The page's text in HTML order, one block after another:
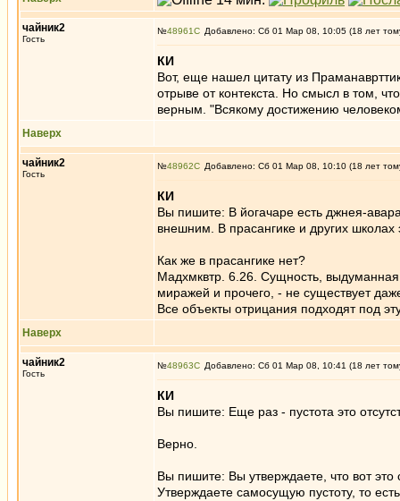
чайник2
Гость
№48961 Добавлено: Сб 01 Мар 08, 10:05 (18 лет
КИ
Вот, еще нашел цитату из
отрыве от контекста. Но смысл в том,
верным. "Всякому достижению
Наверх
чайник2
Гость
№48962 Добавлено: Сб 01 Мар 08, 10:10 (18 лет
КИ
Вы пишите: В йогачаре есть джнея-
внешним. В прасангике и других
Как же в прасангике нет?
Мадхмквтр. 6.26. Сущность,
миражей и прочего, - не существует
Все объекты отрицания подходят под
Наверх
чайник2
Гость
№48963 Добавлено: Сб 01 Мар 08, 10:41 (18 лет
КИ
Вы пишите: Еще раз - пустота это
Верно.
Вы пишите: Вы утверждаете, что вот это
Утверждаете самосущую пустоту, то